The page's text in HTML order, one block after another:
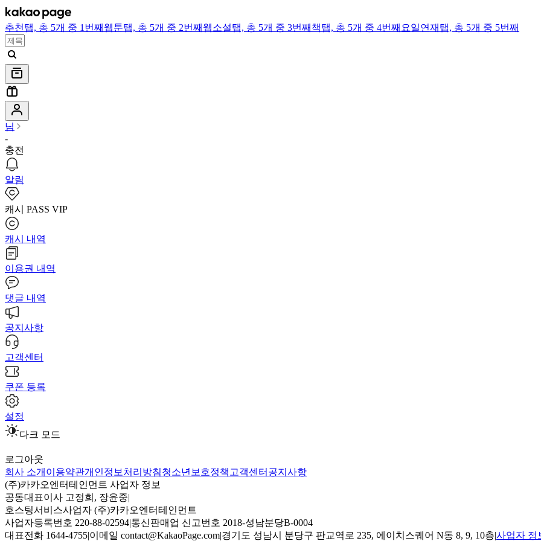
추천 탭, 총 5개 중 1번째 웹툰탭, 총 5개 중 2번째 웹소설탭, 총 5개 중 3번째 책탭, 총 5개 중 4번째 요일연재 탭, 총 5개 중 5번째
님
-
충전
알림
캐시 PASS VIP
캐시 내역
이용권 내역
댓글 내역
공지사항
고객센터
쿠폰 등록
설정
다크 모드
로그아웃
회사 소개 이용약관개인정보처리방침청소년보호정책 고객센터 공지사항
(주)카카오엔터테인먼트 사업자 정보
공동대표이사 고정희, 장윤중|
호스팅서비스사업자 (주)카카오엔터테인먼트
사업자등록번호 220-88-02594|통신판매업 신고번호 2018-성남분당B-0004
대표전화 1644-4755|이메일 contact@KakaoPage.com|경기도 성남시 분당구 판교역로 235, 에이치스퀘어 N동 8, 9, 10층|사업자 정